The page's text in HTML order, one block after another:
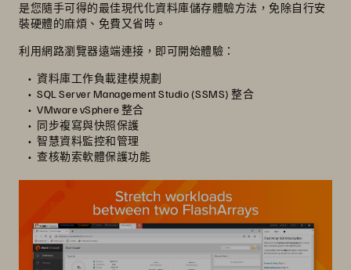
是您隨手可得的最佳現代化資料庫儲存體驗方法，免除自行安
裝硬體的麻煩、免費又省時。
利用網路瀏覽器遠端連接，即可開始體驗：
資料庫工作負載建模規劃
SQL Server Management Studio (SSMS) 整合
VMware vSphere 整合
同步複寫與快照保護
智慧資料監控和管理
查核勒索軟體保護功能